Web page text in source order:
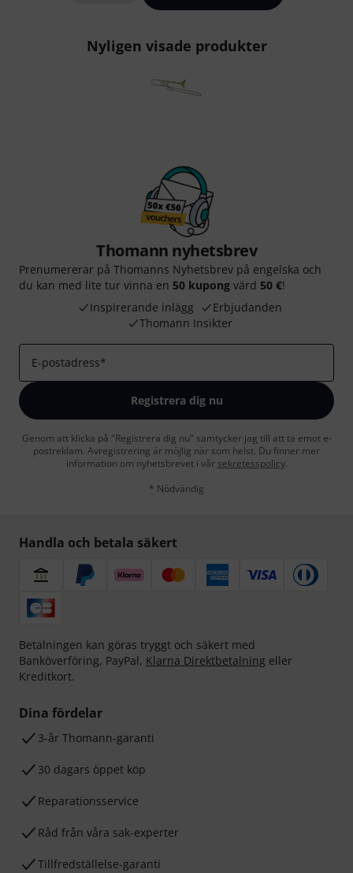
Nyligen visade produkter
Thomann nyhetsbrev
Prenumererar på Thomanns Nyhetsbrev på engelska och
du kan med lite tur vinna en 50 kupong värd 50 €!
Inspirerande inlägg
Erbjudanden
Thomann Insikter
E-postadress*
Registrera dig nu
Genom att klicka på "Registrera dig nu" samtycker jag till att ta emot e-
postreklam. Avregistrering är möjlig när som helst. Du finner mer
information om nyhetsbrevet i vår sekretesspolicy.
* Nödvändig
Handla och betala säkert
Betalningen kan göras tryggt och säkert med
Banköverföring, PayPal, Klarna Direktbetalning eller
Kreditkort.
Dina fördelar
3-år Thomann-garanti
30 dagars öppet köp
Reparationsservice
Råd från våra sak-experter
Tillfredställelse-garanti